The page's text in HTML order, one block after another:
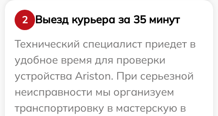
2
Выезд курьера за 35 минут
Технический специалист приедет в
удобное время для проверки
устройства Ariston. При серьезной
неисправности мы организуем
транспортировку в мастерскую в